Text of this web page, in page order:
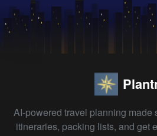
AI-powered travel planning made
itineraries, packing lists, and get